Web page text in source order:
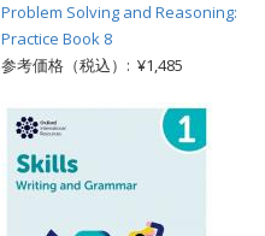
Problem Solving and Reasoning:
Practice Book 8
参考価格（税込）: ¥1,485